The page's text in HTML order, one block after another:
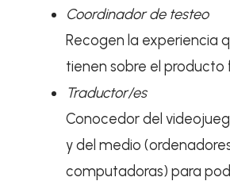
Coordinador de testeo
Recogen la experiencia
tienen sobre el producto
Traductor/es
Conocedor del
y del medio
computadoras) para